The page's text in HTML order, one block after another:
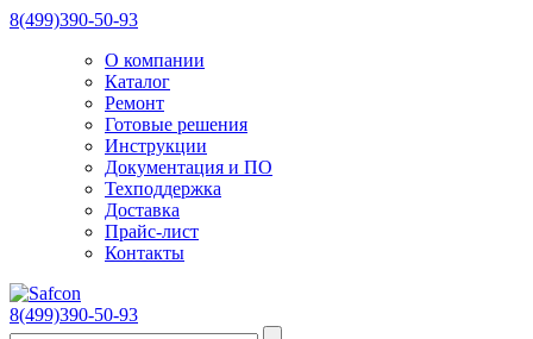
8(499)390-50-93
О компании
Каталог
Ремонт
Готовые решения
Инструкции
Документация и ПО
Техподдержка
Доставка
Прайс-лист
Контакты
8(499)390-50-93